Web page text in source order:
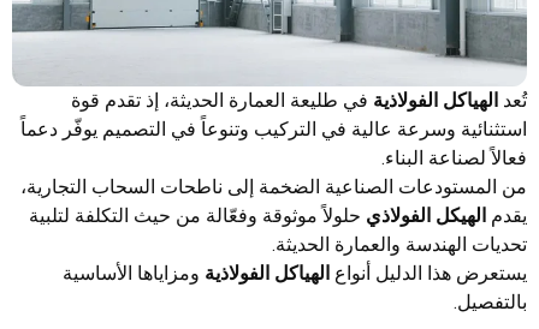
تُعد الهياكل الفولاذية في طليعة العمارة الحديثة، إذ تقدم قوة
استثنائية وسرعة عالية في التركيب وتنوعاً في التصميم يوفّر دعماً
فعالاً لصناعة البناء.
من المستودعات الصناعية الضخمة إلى ناطحات السحاب التجارية،
يقدم الهيكل الفولاذي حلولاً موثوقة وفعّالة من حيث التكلفة لتلبية
تحديات الهندسة والعمارة الحديثة.
يستعرض هذا الدليل أنواع الهياكل الفولاذية ومزاياها الأساسية
بالتفصيل.